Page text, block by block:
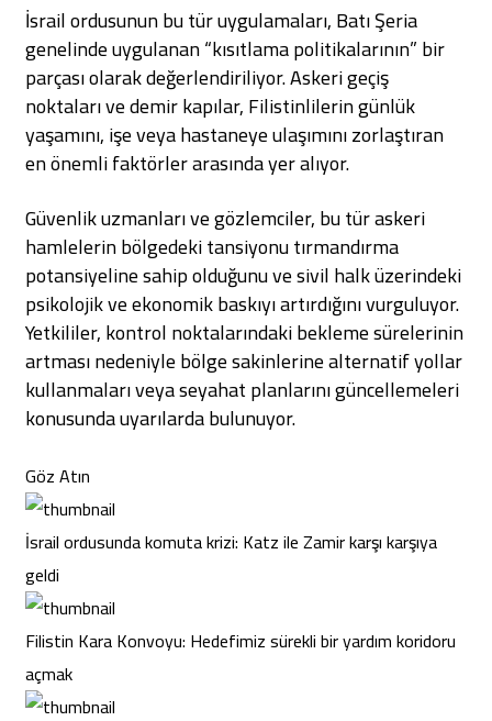
İsrail ordusunun bu tür uygulamaları, Batı Şeria
genelinde uygulanan “kısıtlama politikalarının” bir
parçası olarak değerlendiriliyor. Askeri geçiş
noktaları ve demir kapılar, Filistinlilerin günlük
yaşamını, işe veya hastaneye ulaşımını zorlaştıran
en önemli faktörler arasında yer alıyor.
Güvenlik uzmanları ve gözlemciler, bu tür askeri
hamlelerin bölgedeki tansiyonu tırmandırma
potansiyeline sahip olduğunu ve sivil halk üzerindeki
psikolojik ve ekonomik baskıyı artırdığını vurguluyor.
Yetkililer, kontrol noktalarındaki bekleme sürelerinin
artması nedeniyle bölge sakinlerine alternatif yollar
kullanmaları veya seyahat planlarını güncellemeleri
konusunda uyarılarda bulunuyor.
Göz Atın
İsrail ordusunda komuta krizi: Katz ile Zamir karşı karşıya
geldi
Filistin Kara Konvoyu: Hedefimiz sürekli bir yardım koridoru
açmak